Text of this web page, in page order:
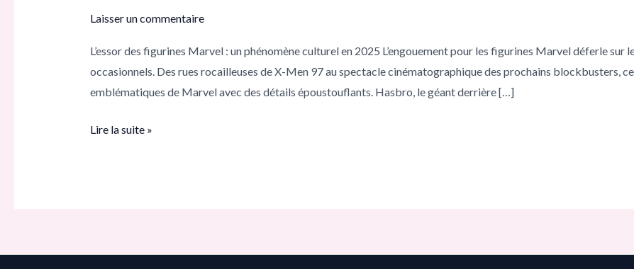
Laisser un commentaire
L’essor des figurines Marvel : un phénomène culturel en 2025 L’engouement pour les figurines Marvel déferle
occasionnels. Des rues rocailleuses de X-Men 97 au spectacle cinématographique des prochains blockbusters,
emblématiques de Marvel avec des détails époustouflants. Hasbro, le géant derrière […]
objets
de
collection
plus
fans
Lire la suite »